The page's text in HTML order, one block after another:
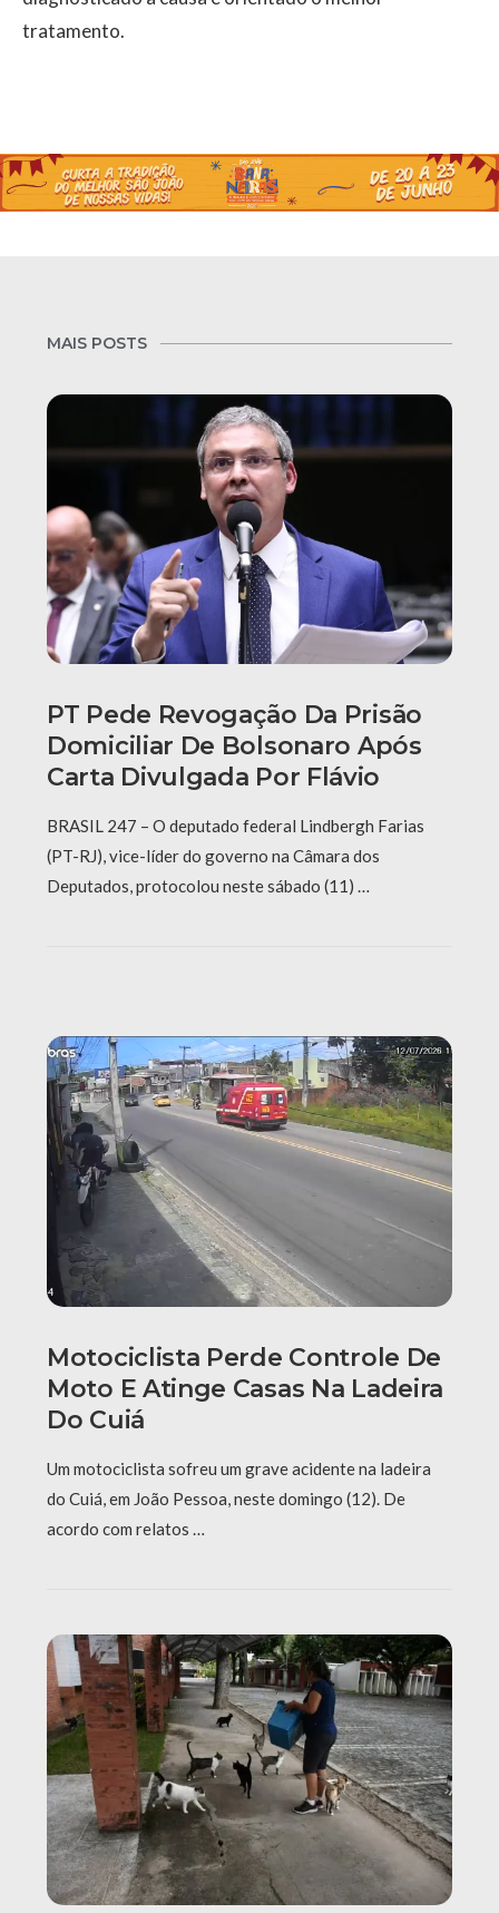
tratamento.
MAIS POSTS
PT Pede Revogação Da Prisão
Domiciliar De Bolsonaro Após
Carta Divulgada Por Flávio
BRASIL 247 – O deputado federal Lindbergh Farias
(PT-RJ), vice-líder do governo na Câmara dos
Deputados, protocolou neste sábado (11) …
Motociclista Perde Controle De
Moto E Atinge Casas Na Ladeira
Do Cuiá
Um motociclista sofreu um grave acidente na ladeira
do Cuiá, em João Pessoa, neste domingo (12). De
acordo com relatos …